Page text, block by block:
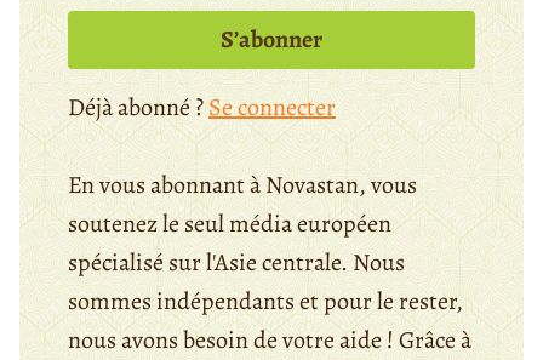
S’abonner
Déjà abonné ?Se connecter
En vous abonnant à Novastan, vous
soutenez le seul média européen
spécialisé sur l'Asie centrale. Nous
sommes indépendants et pour le rester,
nous avons besoin de votre aide ! Grâce à